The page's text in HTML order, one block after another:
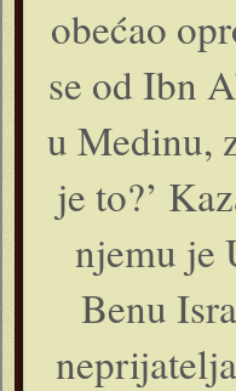
obećao
se od Ibn
u Medinu,
je to?’
njemu je
Benu